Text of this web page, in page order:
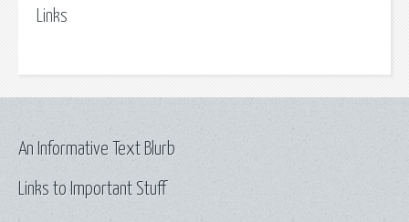
Links
Links to Important Stuff
An Informative Text Blurb